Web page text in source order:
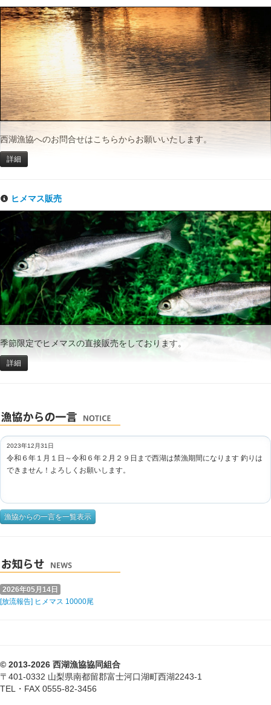
西湖漁協へのお問合せはこちらからお願いいたします。
詳細
ヒメマス販売
季節限定でヒメマスの直接販売をしております。
詳細
2023年12月31日
令和６年１月１日～令和６年２月２９日まで西湖は禁漁期間になります 釣りは
できません！よろしくお願いします。
漁協からの一言を一覧表示
2026年05月14日
[放流報告] ヒメマス 10000尾
© 2013-2026 西湖漁協協同組合
〒401-0332 山梨県南都留郡富士河口湖町西湖2243-1
TEL・FAX 0555-82-3456